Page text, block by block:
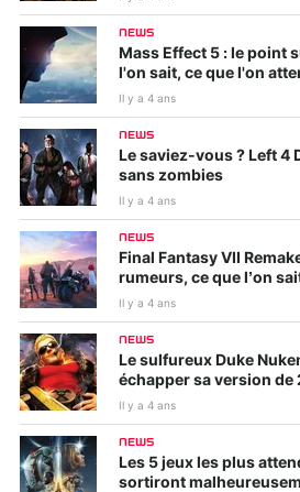
NEWS
Mass Effect 5 : le point
l'on sait, ce que l'on
Il y a 4 ans
NEWS
Le saviez-vous ? Left 4
sans zombies
Il y a 4 ans
NEWS
Final Fantasy VII
rumeurs, ce que l’on
Il y a 4 ans
NEWS
Le sulfureux Duke
échapper sa version de
Il y a 4 ans
NEWS
Les 5 jeux les plus
sortiront